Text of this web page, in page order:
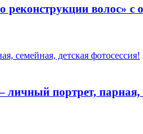
волос» с
личный портрет, парная,